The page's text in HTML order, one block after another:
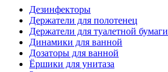
Дезинфекторы
Держатели для полотенец
Держатели для туалетной бумаги
Динамики для ванной
Дозаторы для ванной
Ёршики для унитаза